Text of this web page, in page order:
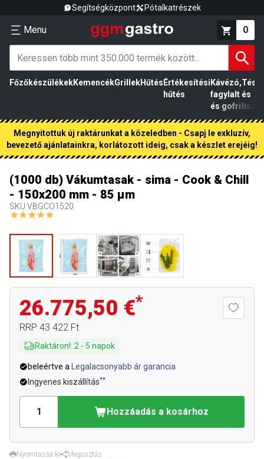
Segítségközpont Pótalkatrészek
Menu 0
FőzőkészülékekKemencékGrillekHűtés Értékesítési
hűtés
Kávézó,
fagylalt
és gofri
és
liszt
Megnyitottuk új raktárunkat a közeledben - Csapj le exkluzív,
bevezető ajánlatainkra, korlátozott ideig, csak a készlet erejéig!
(1000 db) Vákumtasak - sima - Cook & Chill
- 150x200 mm - 85 µm
SKU VBGCO1520
26.775,50 €*
RRP 43 422 Ft
Raktáron!: 2 - 5 napok
beleértve a
Legalacsonyabb ár garancia
Ingyenes kiszállítás**
Hozzáadás a kosárhoz
Nyomtassa ki
Megosztás